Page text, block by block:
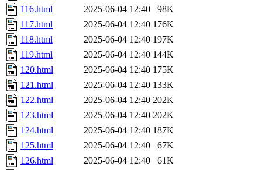
116.html
2025-06-04 12:40
98K
117.html
2025-06-04 12:40 176K
118.html
2025-06-04 12:40 197K
119.html
2025-06-04 12:40 144K
120.html
2025-06-04 12:40 175K
121.html
2025-06-04 12:40 133K
122.html
2025-06-04 12:40 202K
123.html
2025-06-04 12:40 202K
124.html
2025-06-04 12:40 187K
125.html
2025-06-04 12:40
67K
126.html
2025-06-04 12:40
61K